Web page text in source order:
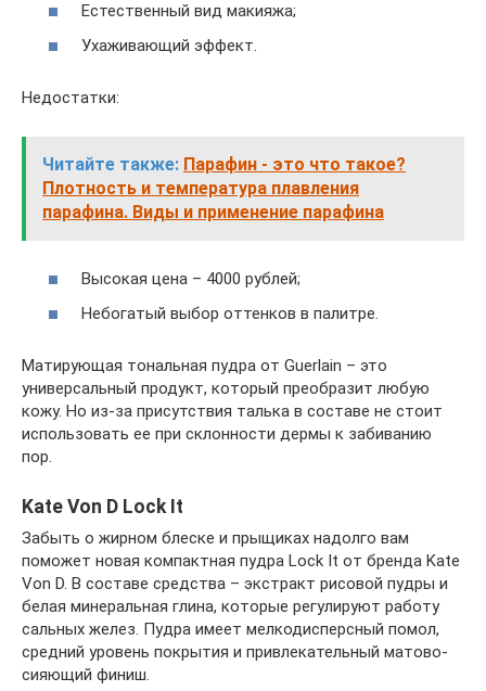
Естественный вид макияжа;
Ухаживающий эффект.
Недостатки:
Читайте также: Парафин - это что такое?
Плотность и температура плавления
парафина. Виды и применение парафина
Высокая цена – 4000 рублей;
Небогатый выбор оттенков в палитре.
Матирующая тональная пудра от Guerlain – это
универсальный продукт, который преобразит любую
кожу. Но из-за присутствия талька в составе не стоит
использовать ее при склонности дермы к забиванию
пор.
Kate Von D Lock It
Забыть о жирном блеске и прыщиках надолго вам
поможет новая компактная пудра Lock It от бренда Kate
Von D. В составе средства – экстракт рисовой пудры и
белая минеральная глина, которые регулируют работу
сальных желез. Пудра имеет мелкодисперсный помол,
средний уровень покрытия и привлекательный матово-
сияющий финиш.